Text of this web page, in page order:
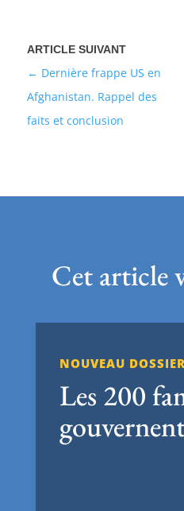
Dernière frappe US en
Afghanistan. Rappel des
faits et conclusion
Cet article
NOUVEAU DOSSIER
Les 200